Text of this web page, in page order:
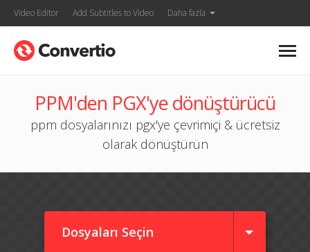
Video Editor Add Subtitles to Video Daha fazla
PPM'den PGX'ye dönüştürücü
ppm dosyalarınızı pgx'ye çevrimiçi & ücretsiz
olarak dönüştürün
Dosyaları Seçin